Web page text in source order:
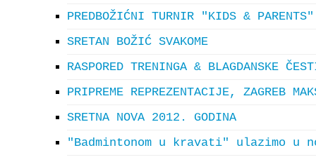
PREDBOŽIĆNI TURNIR "KIDS &
SRETAN BOŽIĆ SVAKOME
RASPORED TRENINGA & BLAGDANSKE
PRIPREME REPREZENTACIJE, ZAGREB
SRETNA NOVA 2012. GODINA
"Badmintonom u kravati" ulazimo u